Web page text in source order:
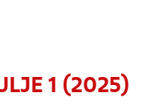
1 (2025)